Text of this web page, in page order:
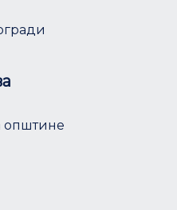
општине